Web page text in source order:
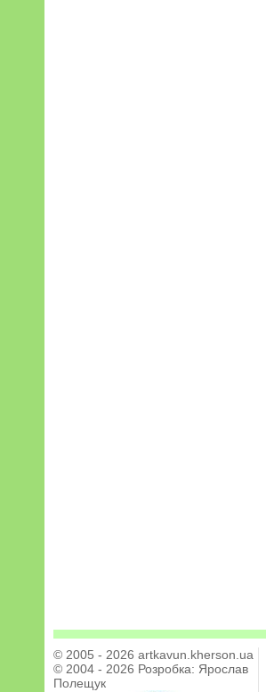
© 2005 - 2026 artkavun.kherson.ua
© 2004 - 2026 Розробка: Ярослав
Полещук